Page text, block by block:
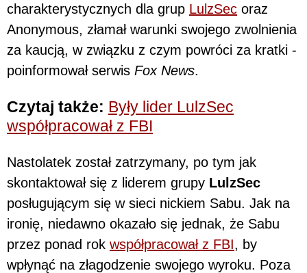
charakterystycznych dla grup LulzSec oraz
Anonymous, złamał warunki swojego zwolnienia
za kaucją, w związku z czym powróci za kratki -
poinformował serwis Fox News.
Czytaj także: Były lider LulzSec
współpracował z FBI
Nastolatek został zatrzymany, po tym jak
skontaktował się z liderem grupy LulzSec
posługującym się w sieci nickiem Sabu. Jak na
ironię, niedawno okazało się jednak, że Sabu
przez ponad rok współpracował z FBI, by
wpłynąć na złagodzenie swojego wyroku. Poza